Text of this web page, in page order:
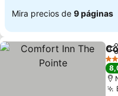
Mira precios de 9 páginas
3